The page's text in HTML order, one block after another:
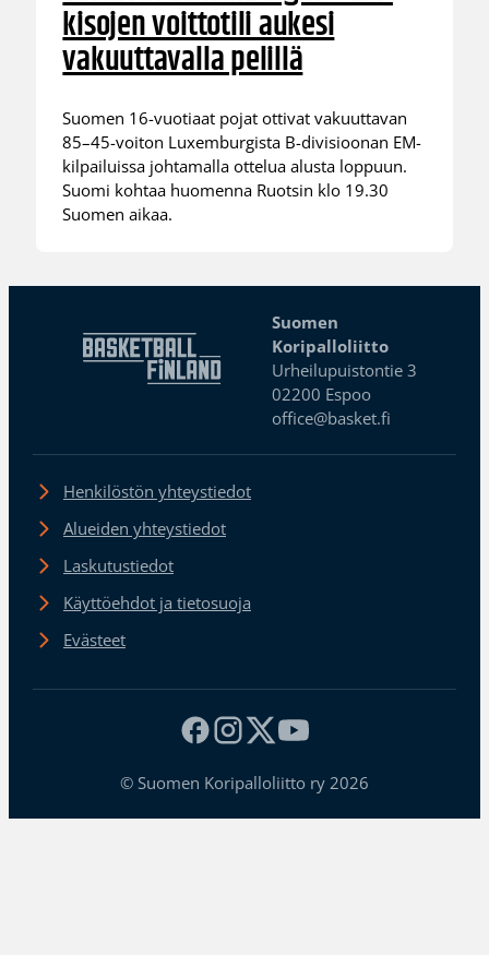
kisojen voittotili aukesi
vakuuttavalla pelillä
Suomen 16-vuotiaat pojat ottivat vakuuttavan
85–45-voiton Luxemburgista B-divisioonan EM-
kilpailuissa johtamalla ottelua alusta loppuun.
Suomi kohtaa huomenna Ruotsin klo 19.30
Suomen aikaa.
Suomen
Koripalloliitto
Urheilupuistontie 3
02200 Espoo
office@basket.fi
Henkilöstön yhteystiedot
Alueiden yhteystiedot
Laskutustiedot
Käyttöehdot ja tietosuoja
Evästeet
© Suomen Koripalloliitto ry 2026